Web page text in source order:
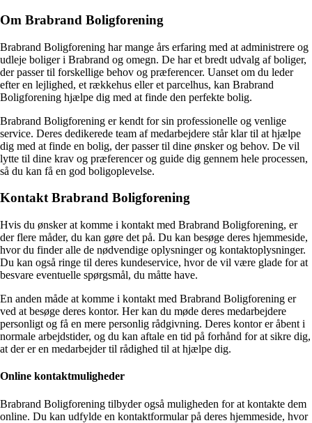
Om Brabrand Boligforening
Brabrand Boligforening har mange års erfaring med at administrere og
udleje boliger i Brabrand og omegn. De har et bredt udvalg af boliger,
der passer til forskellige behov og præferencer. Uanset om du leder
efter en lejlighed, et rækkehus eller et parcelhus, kan Brabrand
Boligforening hjælpe dig med at finde den perfekte bolig.
Brabrand Boligforening er kendt for sin professionelle og venlige
service. Deres dedikerede team af medarbejdere står klar til at hjælpe
dig med at finde en bolig, der passer til dine ønsker og behov. De vil
lytte til dine krav og præferencer og guide dig gennem hele processen,
så du kan få en god boligoplevelse.
Kontakt Brabrand Boligforening
Hvis du ønsker at komme i kontakt med Brabrand Boligforening, er
der flere måder, du kan gøre det på. Du kan besøge deres hjemmeside,
hvor du finder alle de nødvendige oplysninger og kontaktoplysninger.
Du kan også ringe til deres kundeservice, hvor de vil være glade for at
besvare eventuelle spørgsmål, du måtte have.
En anden måde at komme i kontakt med Brabrand Boligforening er
ved at besøge deres kontor. Her kan du møde deres medarbejdere
personligt og få en mere personlig rådgivning. Deres kontor er åbent i
normale arbejdstider, og du kan aftale en tid på forhånd for at sikre dig,
at der er en medarbejder til rådighed til at hjælpe dig.
Online kontaktmuligheder
Brabrand Boligforening tilbyder også muligheden for at kontakte dem
online. Du kan udfylde en kontaktformular på deres hjemmeside, hvor